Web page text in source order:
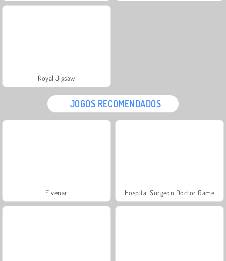
Royal Jigsaw
JOGOS RECOMENDADOS
Elvenar Hospital Surgeon Doctor Game